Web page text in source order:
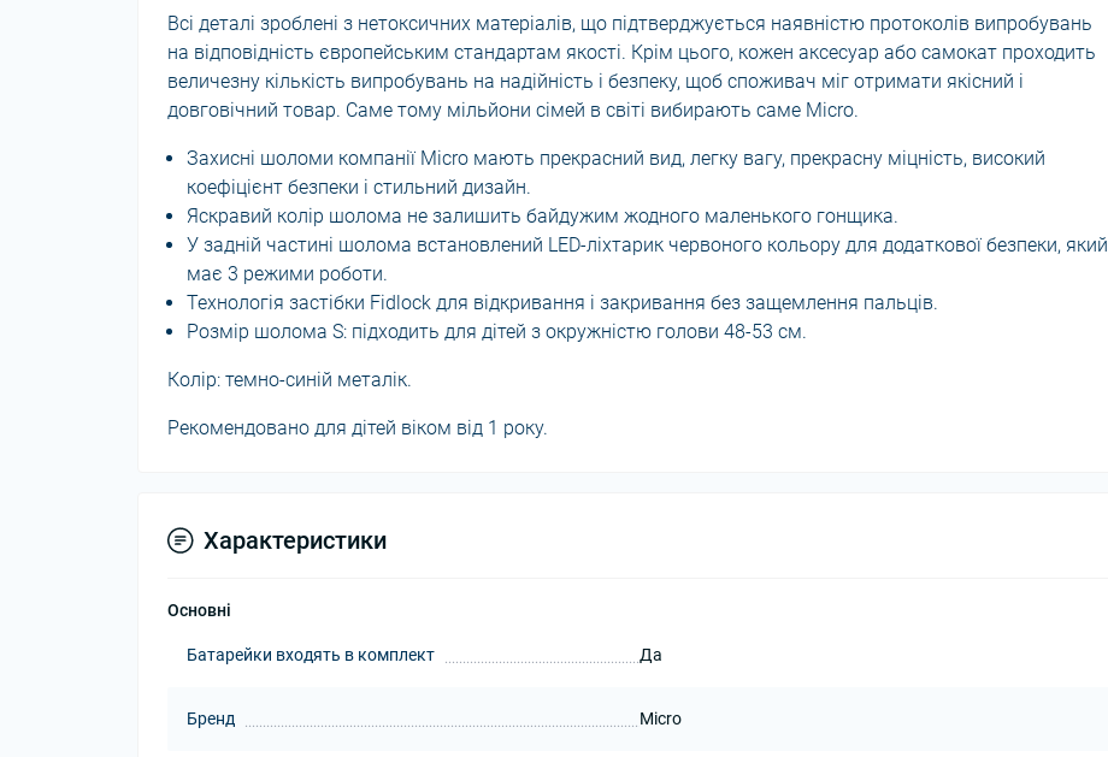
Всі деталі зроблені з нетоксичних матеріалів, що підтверджується наявністю протоколів випробувань
на відповідність європейським стандартам якості. Крім цього, кожен аксесуар або самокат проходить
величезну кількість випробувань на надійність і безпеку, щоб споживач міг отримати якісний і
довговічний товар. Саме тому мільйони сімей в світі вибирають саме Micro.
Захисні шоломи компанії Micro мають прекрасний вид, легку вагу, прекрасну міцність, високий
коефіцієнт безпеки і стильний дизайн.
Яскравий колір шолома не залишить байдужим жодного маленького гонщика.
У задній частині шолома встановлений LED-ліхтарик червоного кольору для додаткової безпеки, який
має 3 режими роботи.
Технологія застібки Fidlock для відкривання і закривання без защемлення пальців.
Розмір шолома S: підходить для дітей з окружністю голови 48-53 см.
Колір: темно-синій металік.
Рекомендовано для дітей віком від 1 року.
Характеристики
Основні
Батарейки входять в комплект Да
Бренд Micro